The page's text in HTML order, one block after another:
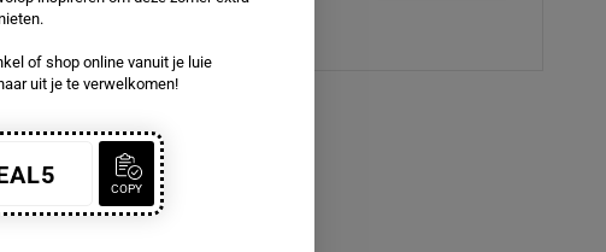
of shop online vanuit je luie
uit je te verwelkomen!
COPY